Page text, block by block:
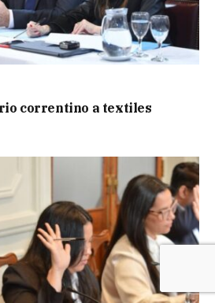
correntino a textiles